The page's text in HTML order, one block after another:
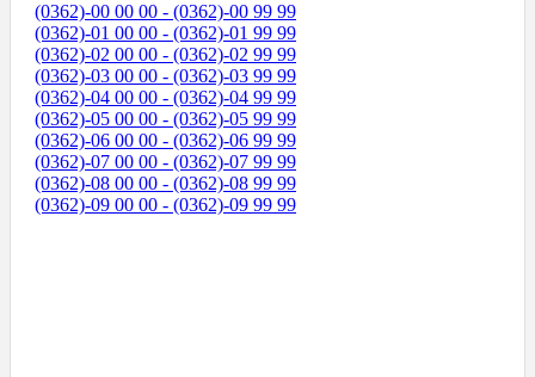
(0362)-00 00 00 - (0362)-00 99 99
(0362)-01 00 00 - (0362)-01 99 99
(0362)-02 00 00 - (0362)-02 99 99
(0362)-03 00 00 - (0362)-03 99 99
(0362)-04 00 00 - (0362)-04 99 99
(0362)-05 00 00 - (0362)-05 99 99
(0362)-06 00 00 - (0362)-06 99 99
(0362)-07 00 00 - (0362)-07 99 99
(0362)-08 00 00 - (0362)-08 99 99
(0362)-09 00 00 - (0362)-09 99 99